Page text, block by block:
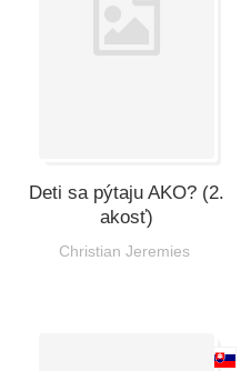
Deti sa pýtaju AKO? (2.
akosť)
Christian Jeremies